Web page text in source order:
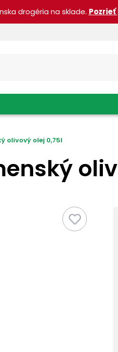
drogéria na sklade.
olivový olej 0,75l